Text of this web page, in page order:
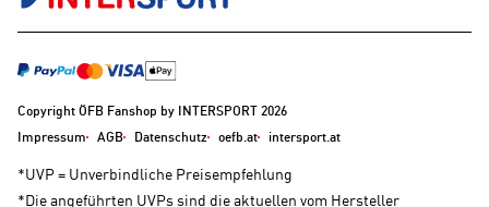
Copyright ÖFB Fanshop by INTERSPORT 2026
Impressum
AGB Datenschutz oefb.at intersport.at
*UVP = Unverbindliche Preisempfehlung
*Die angeführten UVPs sind die aktuellen vom Hersteller